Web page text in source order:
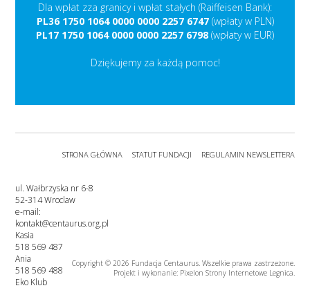
Dla wpłat zza granicy i wpłat stałych (Raiffeisen Bank):
PL36 1750 1064 0000 0000 2257 6747(wpłaty w PLN)
PL17 1750 1064 0000 0000 2257 6798 (wpłaty w EUR)
Dziękujemy za każdą pomoc!
ul. Wałbrzyska nr 6-8
52-314 Wroclaw
e-mail:
kontakt@centaurus.org.pl
Kasia
518 569 487
Ania
518 569 488
Eko Klub
Copyright © 2026 Fundacja Centaurus. Wszelkie prawa zastrzeżone.
Projekt i wykonanie: Pixelon Strony Internetowe Legnica.
STRONA GŁÓWNA STATUT FUNDACJI REGULAMIN NEWSLETTERA